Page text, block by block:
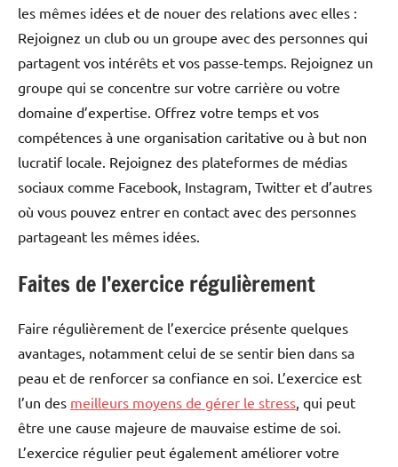
les mêmes idées et de nouer des relations avec elles :
Rejoignez un club ou un groupe avec des personnes qui
partagent vos intérêts et vos passe-temps. Rejoignez un
groupe qui se concentre sur votre carrière ou votre
domaine d’expertise. Offrez votre temps et vos
compétences à une organisation caritative ou à but non
lucratif locale. Rejoignez des plateformes de médias
sociaux comme Facebook, Instagram, Twitter et d’autres
où vous pouvez entrer en contact avec des personnes
partageant les mêmes idées.
Faites de l’exercice régulièrement
Faire régulièrement de l’exercice présente quelques
avantages, notamment celui de se sentir bien dans sa
peau et de renforcer sa confiance en soi. L’exercice est
l’un des meilleurs moyens de gérer le stress , qui peut
être une cause majeure de mauvaise estime de soi.
L’exercice régulier peut également améliorer votre